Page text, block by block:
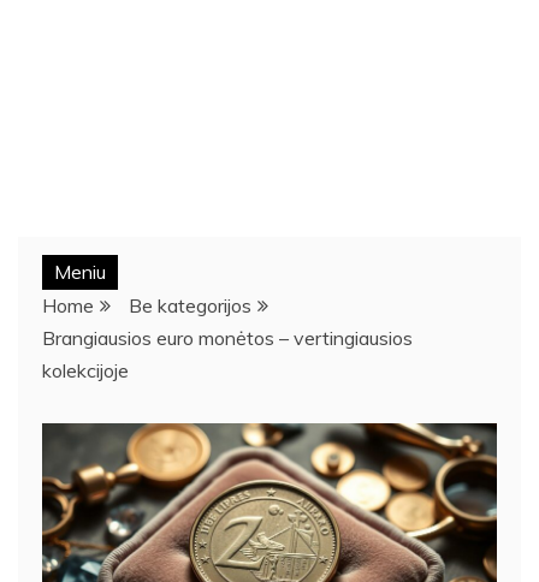
Meniu
Home
Be kategorijos
Brangiausios euro monėtos – vertingiausios
kolekcijoje